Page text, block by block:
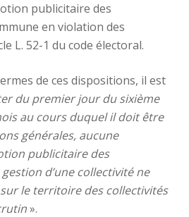
publicitaire des
en violation des
L. 52-1 du code électoral.
de ces dispositions, il est
du premier jour du sixième
au cours duquel il doit être
générales, aucune
publicitaire des
d’une collectivité ne
le territoire des collectivités
».